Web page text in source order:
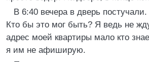
В 6:40 вечера в дверь
Кто бы это мог быть? Я ведь не
адрес моей квартиры мало кто
я им не афиширую.